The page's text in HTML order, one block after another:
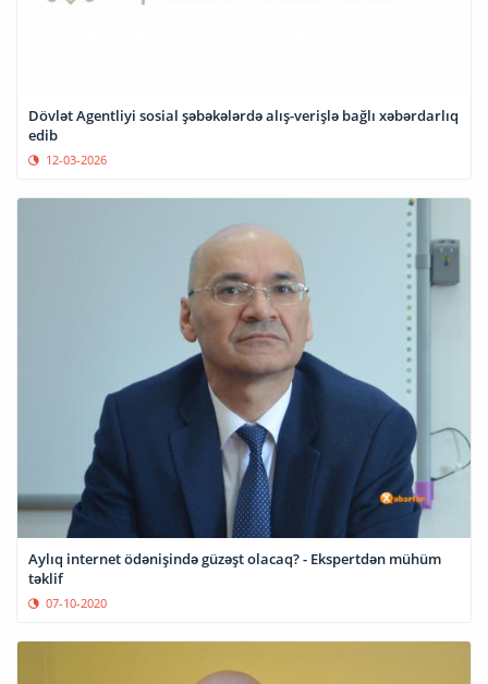
Dövlət Agentliyi sosial şəbəkələrdə alış-verişlə bağlı xəbərdarlıq
edib
12-03-2026
Aylıq internet ödənişində güzəşt olacaq? - Ekspertdən mühüm
təklif
07-10-2020